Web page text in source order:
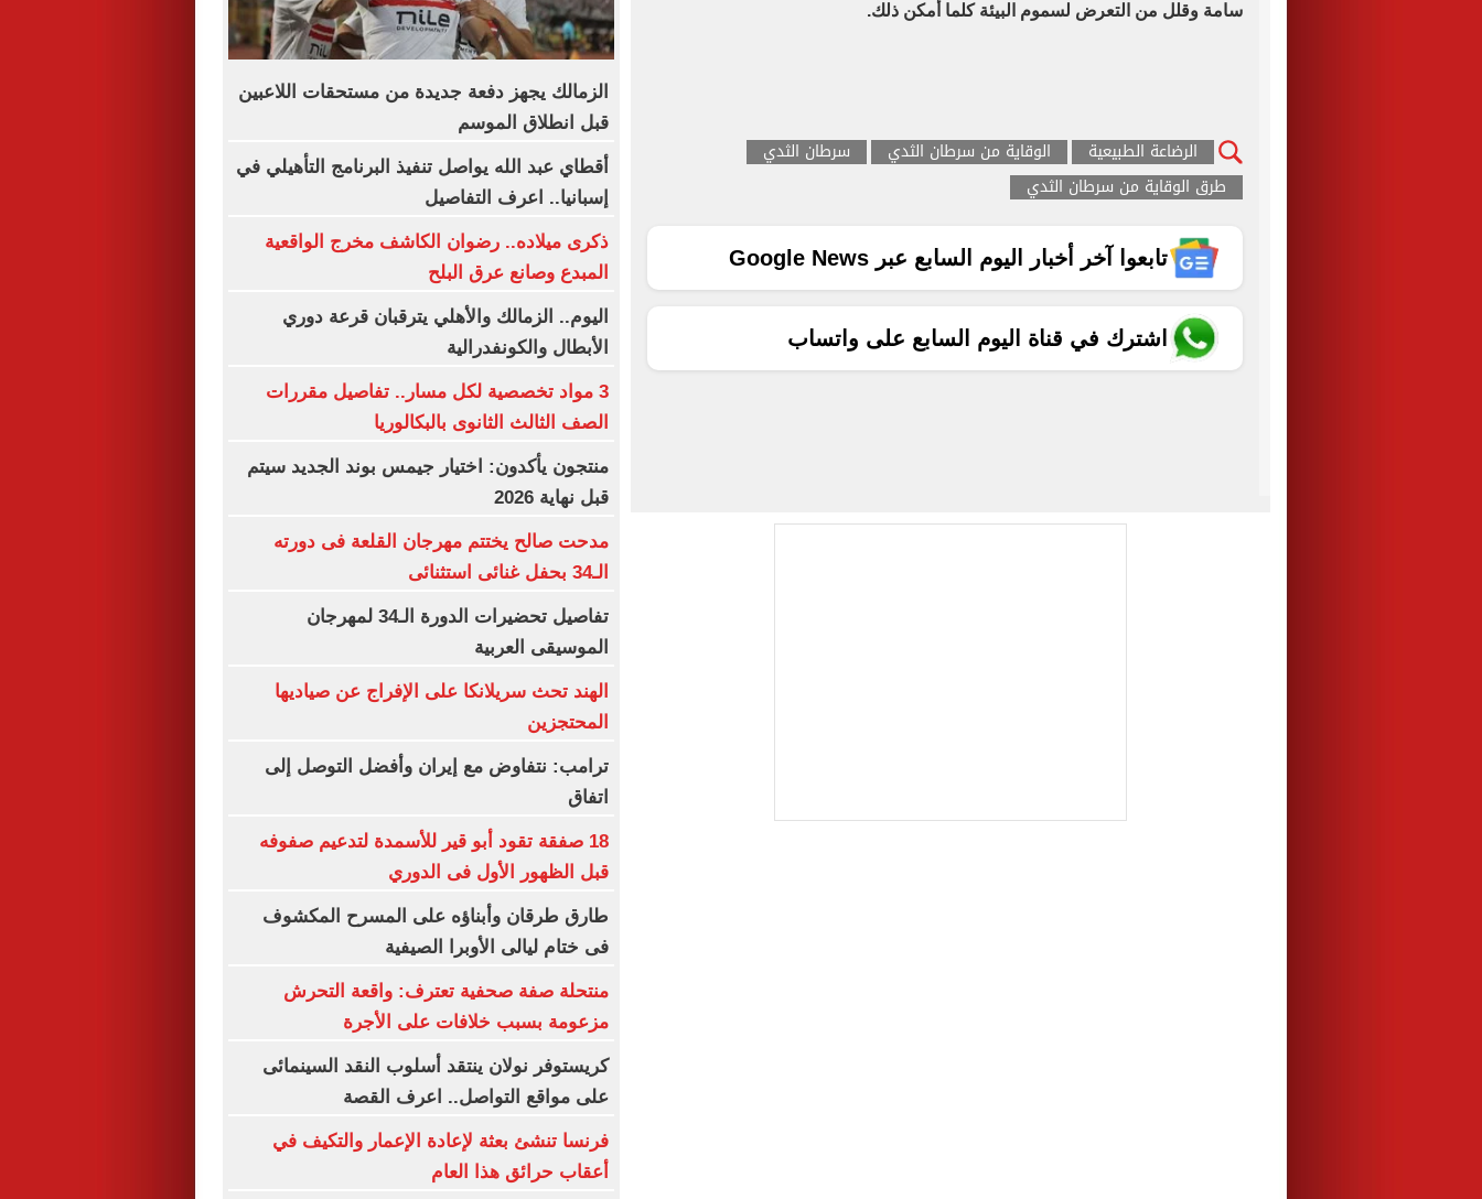
سامة وقلل من التعرض لسموم البيئة كلما أمكن ذلك.
الرضاعة الطبيعية الوقاية من سرطان الثدي
سرطان الثدي
طرق الوقاية من سرطان الثدي
تابعوا آخر أخبار اليوم السابع عبر Google News
اشترك في قناة اليوم السابع على واتساب
الزمالك يجهز دفعة جديدة من مستحقات اللاعبين
قبل انطلاق الموسم
أقطاي عبد الله يواصل تنفيذ البرنامج التأهيلي في
إسبانيا.. اعرف التفاصيل
ذكرى ميلاده.. رضوان الكاشف مخرج الواقعية
المبدع وصانع عرق البلح
اليوم.. الزمالك والأهلي يترقبان قرعة دوري
الأبطال والكونفدرالية
3 مواد تخصصية لكل مسار.. تفاصيل مقررات
الصف الثالث الثانوى بالبكالوريا
منتجون يأكدون: اختيار جيمس بوند الجديد سيتم
قبل نهاية 2026
مدحت صالح يختتم مهرجان القلعة فى دورته
الـ34 بحفل غنائى استثنائى
تفاصيل تحضيرات الدورة الـ34 لمهرجان
الموسيقى العربية
الهند تحث سريلانكا على الإفراج عن صياديها
المحتجزين
ترامب: نتفاوض مع إيران وأفضل التوصل إلى
اتفاق
18 صفقة تقود أبو قير للأسمدة لتدعيم صفوفه
قبل الظهور الأول فى الدوري
طارق طرقان وأبناؤه على المسرح المكشوف
فى ختام ليالى الأوبرا الصيفية
منتحلة صفة صحفية تعترف: واقعة التحرش
مزعومة بسبب خلافات على الأجرة
كريستوفر نولان ينتقد أسلوب النقد السينمائى
على مواقع التواصل.. اعرف القصة
فرنسا تنشئ بعثة لإعادة الإعمار والتكيف في
أعقاب حرائق هذا العام